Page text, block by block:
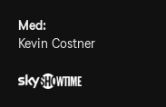
Med:
Kevin Costner